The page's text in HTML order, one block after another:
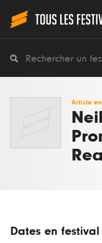
Artiste
Real
Dates en festival